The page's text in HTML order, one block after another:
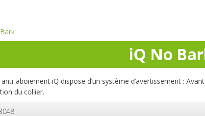
iQ No
aboiement iQ dispose d’un système d’avertissement :
du collier.